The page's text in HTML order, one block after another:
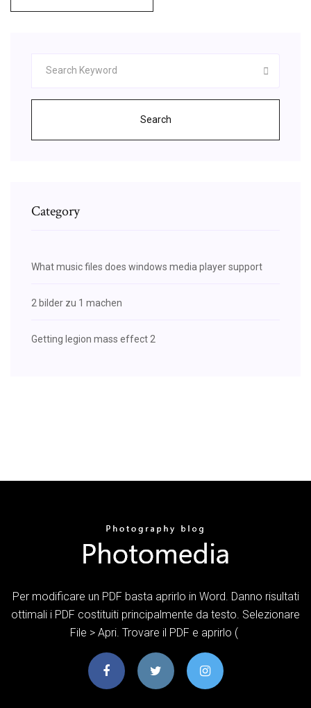
Search
Category
What music files does windows media player support
2 bilder zu 1 machen
Getting legion mass effect 2
Per modificare un PDF basta aprirlo in Word. Danno risultati
ottimali i PDF costituiti principalmente da testo. Selezionare
File > Apri. Trovare il PDF e aprirlo (